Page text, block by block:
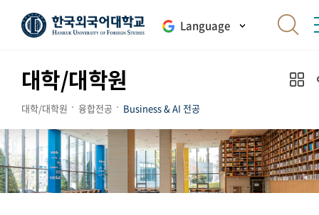
Language
대학/대학원
대학/대학원 융합전공 Business & AI 전공